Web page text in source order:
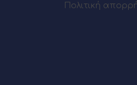
Πολιτική